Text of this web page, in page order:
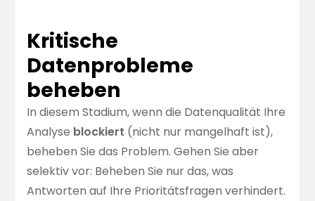
Kritische
Datenprobleme
beheben
In diesem Stadium, wenn die Datenqualität Ihre
Analyse blockiert (nicht nur mangelhaft ist),
beheben Sie das Problem. Gehen Sie aber
selektiv vor: Beheben Sie nur das, was
Antworten auf Ihre Prioritätsfragen verhindert.